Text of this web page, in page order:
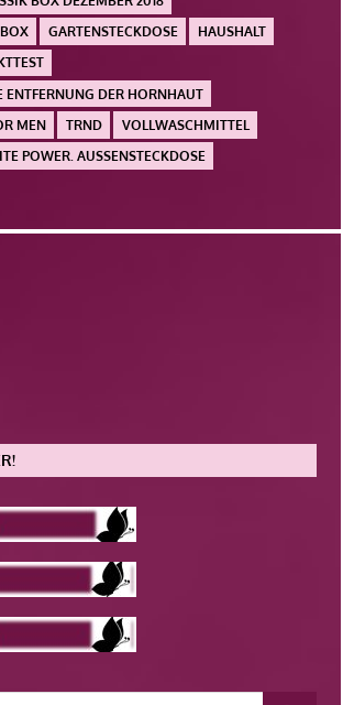
GARTENSTECKDOSE
HAUSHALT
ENTFERNUNG DER HORNHAUT
MEN
TRND
VOLLWASCHMITTEL
POWER. AUSSENSTECKDOSE